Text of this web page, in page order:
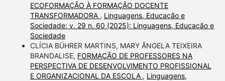
ECOFORMAÇÃO À FORMAÇÃO DOCENTE
TRANSFORMADORA , Linguagens, Educação e
Sociedade: v. 29 n. 60 (2025): Linguagens, Educação e
Sociedade
CLÍCIA BÜHRER MARTINS, MARY ÂNGELA TEIXEIRA
BRANDALISE, FORMAÇÃO DE PROFESSORES NA
PERSPECTIVA DE DESENVOLVIMENTO PROFISSIONAL
E ORGANIZACIONAL DA ESCOLA , Linguagens,